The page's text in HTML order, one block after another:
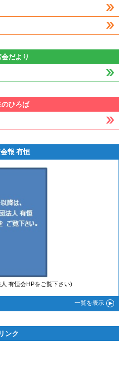
だより
のひろば
報 有恒
有恒会HPをご覧下さい)
一覧を表示
リンク